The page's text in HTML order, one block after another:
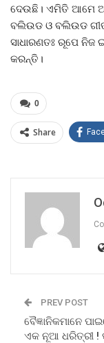
ଦେଉଛି। ଏମିତି ଆମେ
ବଲିଉଡ ଓ ବଲିଉଡ
ସାଧାରଣତଃ ରୂପେ
କରନ୍ତି।
0
Share
PREV POST
ବୈଜ୍ଞାନିକମାନେ
ଏକ ନୂଆ ଧରିତ୍ରୀ !